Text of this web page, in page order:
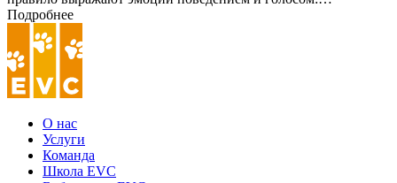
Подробнее
О нас
Услуги
Команда
Школа EVC